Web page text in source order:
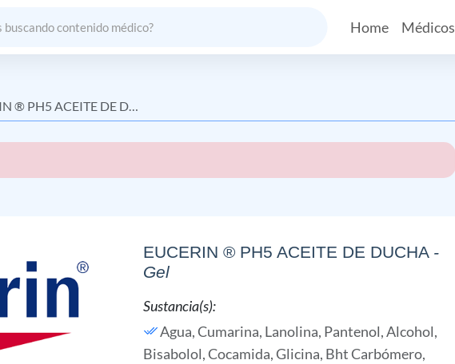
Home Médicos
® PH5 ACEITE DE DUCHA
EUCERIN ® PH5 ACEITE DE DUCHA -
Gel
Sustancia(s):
Agua,Cumarina, Lanolina, Pantenol,Alcohol,
Bisabolol,Cocamida,Glicina, Bht Carbómero,